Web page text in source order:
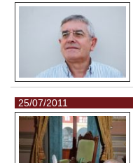
25/07/2011